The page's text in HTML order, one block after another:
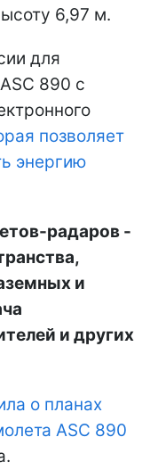
6,97 м.
для
890 с
позволяет
энергию
радаров -
и
и других
о планах
ASC 890